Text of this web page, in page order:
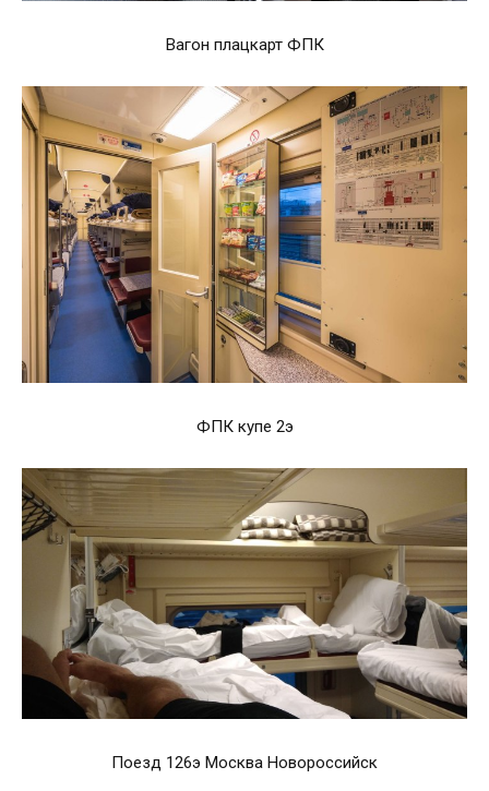
Вагон плацкарт ФПК
ФПК купе 2э
Поезд 126э Москва Новороссийск